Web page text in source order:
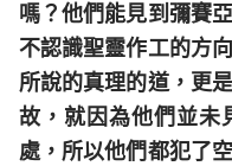
嗎？他們能見到彌賽
不認識聖靈作工的方
所說的真理的道，更
故，就因為他們並未
處，所以他們都犯了